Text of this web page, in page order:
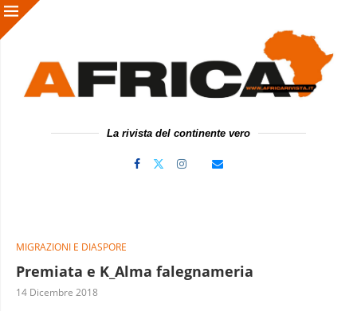
La rivista del continente vero
MIGRAZIONI E DIASPORE
Premiata e K_Alma falegnameria
14 Dicembre 2018